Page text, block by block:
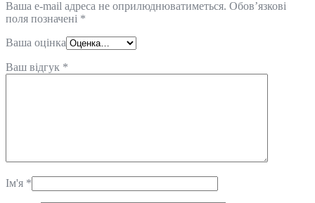
Ваша e-mail адреса не оприлюднюватиметься. Обов’язкові
поля позначені *
Ваша оцінка
Ваш відгук *
Ім'я *